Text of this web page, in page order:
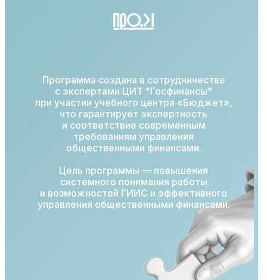
Программа создана в сотрудничестве
с экспертами ЦИТ "Госфинансы"
при участии учебного центра «Бюджет»,
что гарантирует экспертность
и соответствие современным
требованиям управления
общественными финансами.
Цель программы — повышения
системного понимания работы
и возможностей ГИИС и эффективного
управления общественными финансами.